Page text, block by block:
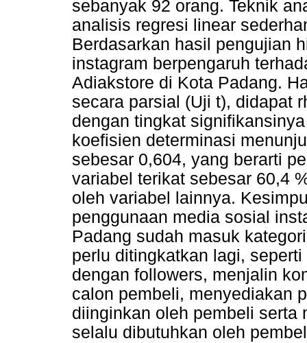
sebanyak 92 orang. Teknik
analisis regresi linear
Berdasarkan hasil pengujian
instagram berpengaruh
Adiakstore di Kota Padang.
secara parsial (Uji t), didapat
dengan tingkat
koefisien determinasi
sebesar 0,604, yang berarti
variabel terikat sebesar 60,4
oleh variabel lainnya.
penggunaan media sosial
Padang sudah masuk
perlu ditingkatkan lagi,
dengan followers, menjalin
calon pembeli, menyediakan
diinginkan oleh pembeli serta
selalu dibutuhkan oleh